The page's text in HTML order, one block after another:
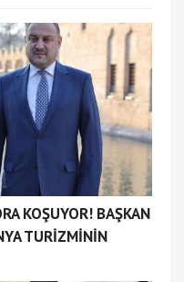
KOŞUYOR! BAŞKAN
TURİZMİNİN